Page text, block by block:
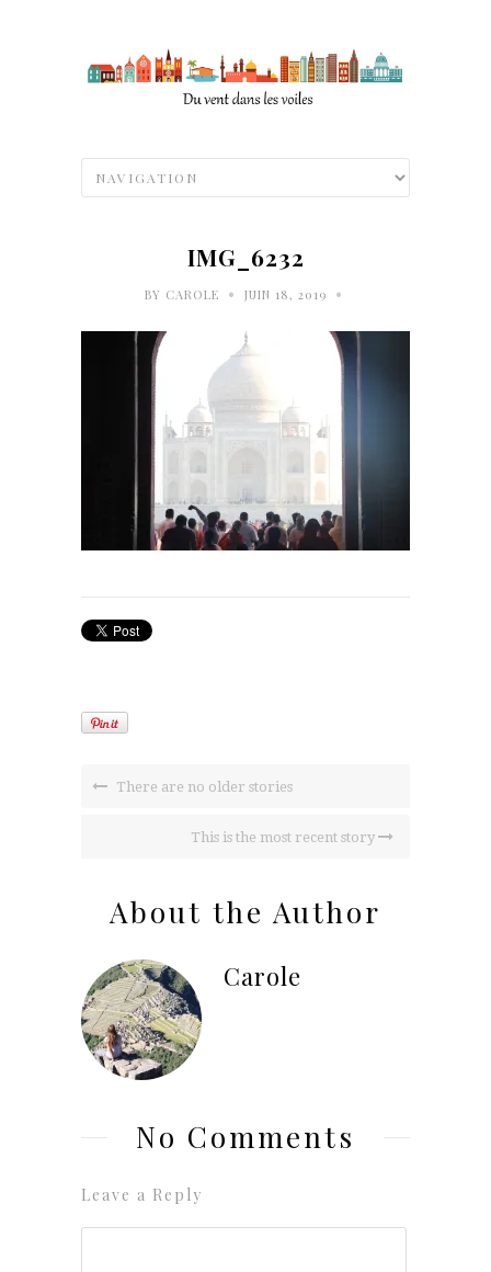
IMG_6232
BY CAROLE • JUIN 18, 2019 •
There are no older stories
This is the most recent story
About the Author
Carole
No Comments
Leave a Reply